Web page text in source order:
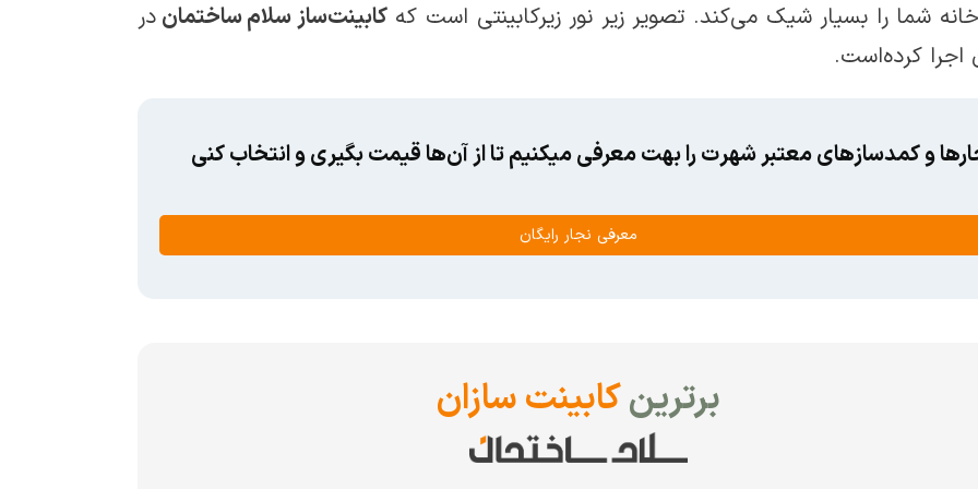
شما را بسیار شیک می‌کند. تصویر زیر نور زیرکابینتی است کهکابینت‌ساز سلام ساختمان در
اجرا کرده‌است.
و کمدسازهای معتبر شهرت را بهت معرفی میکنیم تا از آن‌ها قیمت بگیری و انتخاب کنی
معرفی نجار رایگان
برترینکابینت سازان